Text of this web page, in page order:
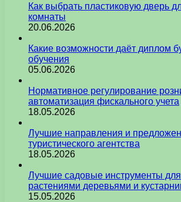
Как выбрать пластиковую дверь
комнаты
20.06.2026
Какие возможности даёт диплом
обучения
05.06.2026
Нормативное регулирование
автоматизация фискального учета
18.05.2026
Лучшие направления и
туристического агентства
18.05.2026
Лучшие садовые инструменты для
растениями деревьями и
15.05.2026